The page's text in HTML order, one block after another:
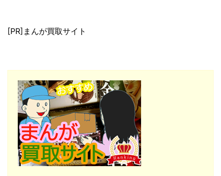
[PR]まんが買取サイト